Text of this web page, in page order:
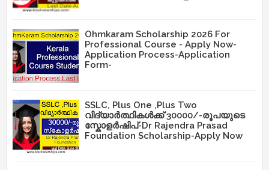
Ohmkaram Scholarship 2026 For
Professional Course - Apply Now-
Application Process-Application
Form-
SSLC, Plus One ,Plus Two
വിദ്യാർത്ഥികൾക്ക് 30000/-രൂപയുടെ
സ്കോളർഷിപ്-Dr Rajendra Prasad
Foundation Scholarship-Apply Now